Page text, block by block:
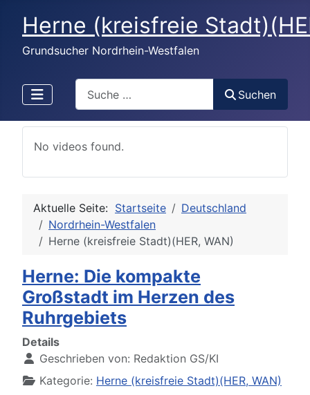
Herne (kreisfreie
Grundsucher Nordrhein-Westfalen
Suchen
No videos found.
Aktuelle Seite: Startseite
Deutschland
Nordrhein-Westfalen
Herne (kreisfreie Stadt)(HER, WAN)
Herne: Die kompakte
Großstadt im Herzen des
Ruhrgebiets
Details
Geschrieben von: Redaktion GS/KI
Kategorie: Herne (kreisfreie Stadt)(HER, WAN)